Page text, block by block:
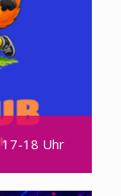
18 Uhr